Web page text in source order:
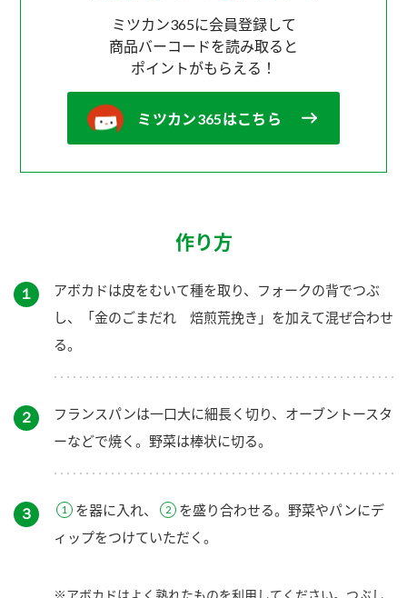
ミツカン365に会員登録して
商品バーコードを読み取ると
ポイントがもらえる！
ミツカン365はこちら
作り方
１
アボカドは皮をむいて種を取り、フォークの背でつぶ
し、「金のごまだれ 焙煎荒挽き」を加えて混ぜ合わせ
る。
２
フランスパンは一口大に細長く切り、オーブントースタ
ーなどで焼く。野菜は棒状に切る。
３ を器に入れ、
を盛り合わせる。野菜やパンにデ
ィップをつけていただく。
※アボカドはよく熟れたものを利用してください。つぶし